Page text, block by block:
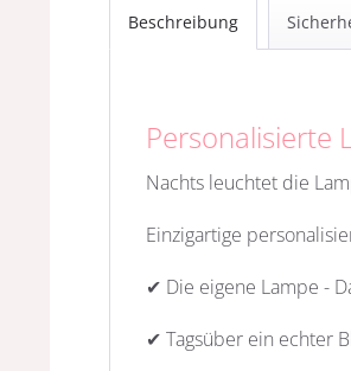
Beschreibung
Personalisierte
Nachts leuchtet die
Einzigartige
✔ Die eigene Lampe -
✔ Tagsüber ein echter